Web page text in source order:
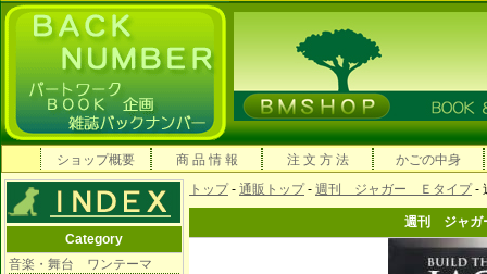
ショップ概要 商 品 情 報 注 文 方 法 かごの中身
Category
音楽・舞台 ワンテーマ
トップ- 通販トップ- 週刊 ジャガー Ｅタイプ-
週刊 ジャ